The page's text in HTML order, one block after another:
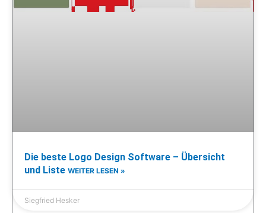
Die beste Logo Design Software – Übersicht
und Liste WEITER LESEN »
Siegfried Hesker